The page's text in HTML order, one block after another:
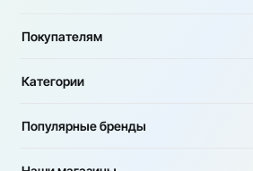
Покупателям
Категории
Популярные бренды